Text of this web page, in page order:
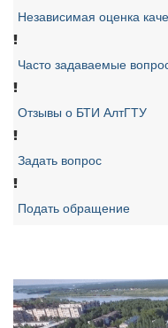
Независимая оценка
Часто задаваемые
Отзывы о БТИ АлтГТУ
Задать вопрос
Подать обращение